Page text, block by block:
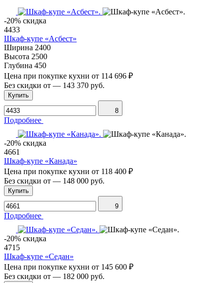
-20% скидка
4433
Шкаф-купе «Асбест»
Ширина 2400
Высота 2500
Глубина 450
Цена при покупке кухни от 114 696 ₽
Без скидки от — 143 370 руб.
Купить
8
Подробнее
-20% скидка
4661
Шкаф-купе «Канада»
Цена при покупке кухни от 118 400 ₽
Без скидки от — 148 000 руб.
Купить
9
Подробнее
-20% скидка
4715
Шкаф-купе «Седан»
Цена при покупке кухни от 145 600 ₽
Без скидки от — 182 000 руб.